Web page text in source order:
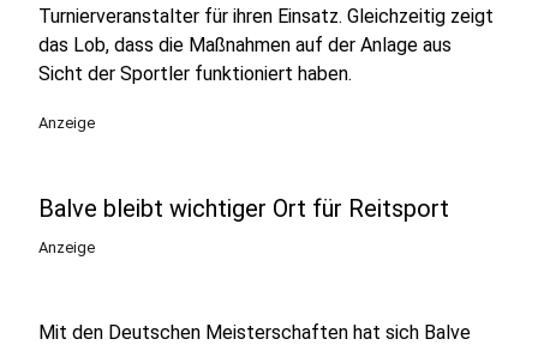
Turnierveranstalter für ihren Einsatz. Gleichzeitig zeigt
das Lob, dass die Maßnahmen auf der Anlage aus
Sicht der Sportler funktioniert haben.
Anzeige
Balve bleibt wichtiger Ort für Reitsport
Anzeige
Mit den Deutschen Meisterschaften hat sich Balve